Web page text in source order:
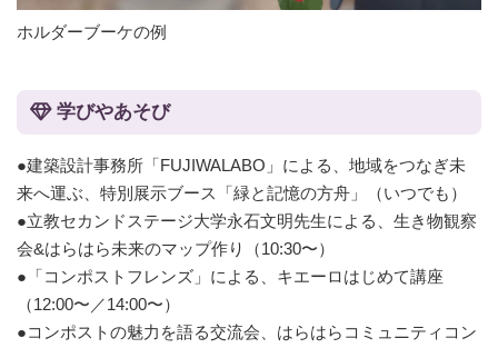
ホルダーブーケの例
学びやあそび
●建築設計事務所「FUJIWALABO」による、地域をつなぎ未
来へ運ぶ、特別展示ブース「緑と記憶の方舟」（いつでも）
●立教セカンドステージ大学永石文明先生による、生き物観察
会&はらはら未来のマップ作り（10:30〜）
●「コンポストフレンズ」による、キエーロはじめて講座
（12:00〜／14:00〜）
●コンポストの魅力を語る交流会、はらはらコミュニティコン